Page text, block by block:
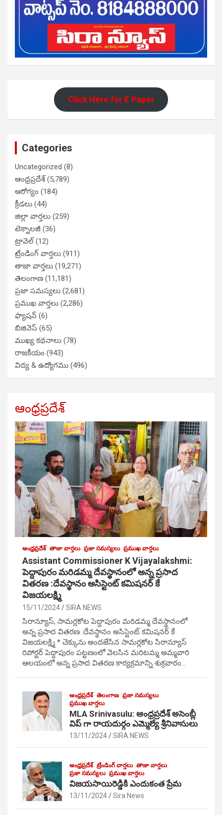
Click Here for E Paper
Categories
Uncategorized (8)
ఆంధ్రప్రదేశ్(5,789)
ఆరోగ్యం (184)
క్రీడలు (44)
జిల్లా వార్తలు (259)
టెక్నాలజీ (36)
ట్రావెల్(12)
ట్రేండింగ్ వార్తలు (911)
తాజా వార్తలు (19,271)
తెలంగాణ (11,181)
ప్రజా సమస్యలు (2,681)
ప్రముఖ వార్తలు (2,286)
ఫ్యాషన్ (6)
బిజినెస్ (65)
ముఖ్య కథనాలు (78)
రాజకీయం (943)
విద్య & ఉద్యోగము (496)
ఆంధ్రప్రదేశ్
ఆంధ్రప్రదేశ్ తాజా వార్తలు ప్రజా సమస్యలు ప్రముఖ వార్తలు
Assistant Commissioner K Vijayalakshmi:
పెద్దాపురం మరిడమ్మ దేవస్థానంలో అన్న ప్రసాద
వితరణ :దేవస్థానం అసిస్టెంట్ కమిషనర్ కే
విజయలక్ష్మి
15/11/2024 SIRA NEWS
సిరాన్యూస్, సామర్లకోట పెద్దాపురం మరిడమ్మ దేవస్థానంలో
అన్న ప్రసాద వితరణ :దేవస్థానం అసిస్టెంట్ కమిషనర్ కే
విజయలక్ష్మి * చెక్కును అందజేసిన సామర్లకోట సిరాన్యూస్
రిపోర్టర్ పెద్దాపురం పట్టణంలో వెలసిన మరిటమ్మ అమ్మవారి
ఆలయంలో అన్న ప్రసాద వితరణ కార్యక్రమాన్ని శుక్రవారం…
ఆంధ్రప్రదేశ్ తెలంగాణ ప్రజా సమస్యలు
ప్రముఖ వార్తలు
MLA Srinivasulu: ఆంధ్రప్రదేశ్ అసెంబ్లీ
విప్ గా రాయదుర్గం ఎమ్మెల్యే శ్రీనివాసులు
13/11/2024 SIRA NEWS
ఆంధ్రప్రదేశ్ ట్రేండింగ్ వార్తలు తాజా వార్తలు
ప్రజా సమస్యలు ప్రముఖ వార్తలు
విజయసాయిరెడ్డికి ఎందుకంత ప్రేమ
13/11/2024 Sira News